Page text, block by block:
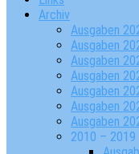
Archiv
Ausgaben
Ausgaben
Ausgaben
Ausgaben
Ausgaben
Ausgaben
Ausgaben
2010 – 2019